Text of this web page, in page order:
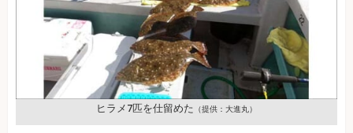
ヒラメ7匹を仕留めた （提供：大進丸）